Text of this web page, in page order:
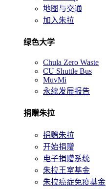
地图与交通
加入朱拉
绿色大学
Chula Zero Waste
CU Shuttle Bus
MuvMi
永续发展报告
捐赠朱拉
捐赠朱拉
开始捐赠
电子捐赠系统
朱拉王室基金
朱拉癌症免疫基金